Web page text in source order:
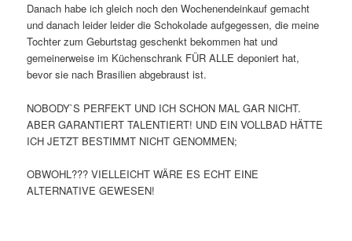
Danach habe ich gleich noch den Wochenendeinkauf gemacht
und danach leider leider die Schokolade aufgegessen, die meine
Tochter zum Geburtstag geschenkt bekommen hat und
gemeinerweise im Küchenschrank FÜR ALLE deponiert hat,
bevor sie nach Brasilien abgebraust ist.
NOBODY`S PERFEKT UND ICH SCHON MAL GAR NICHT.
ABER GARANTIERT TALENTIERT! UND EIN VOLLBAD HÄTTE
ICH JETZT BESTIMMT NICHT GENOMMEN;
OBWOHL??? VIELLEICHT WÄRE ES ECHT EINE
ALTERNATIVE GEWESEN!